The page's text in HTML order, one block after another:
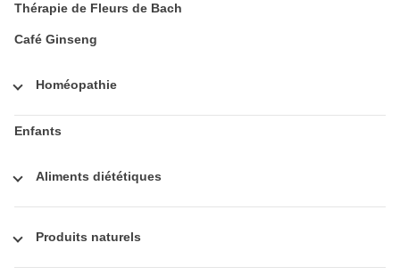
Thérapie de Fleurs de Bach
Café Ginseng
Homéopathie
Enfants
Aliments diététiques
Produits naturels